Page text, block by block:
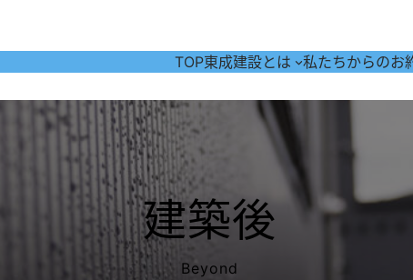
TOP東成建設とは 私たちからのお
建築後
Beyond